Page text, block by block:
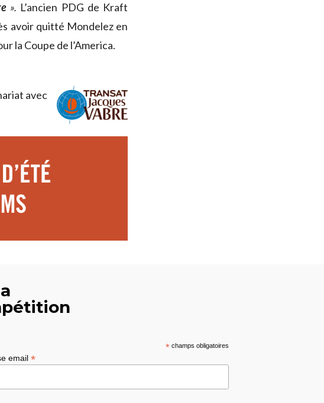
». L’ancien PDG de Kraft
avoir quitté Mondelez en
la Coupe de l’America.
avec
*champs obligatoires
email *